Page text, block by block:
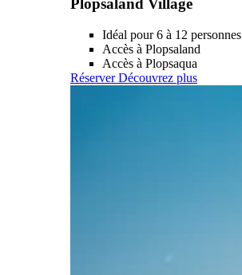
Plopsaland Village
Idéal pour 6 à 12 personnes
Accès à Plopsaland
Accès à Plopsaqua
Réserver Découvrez plus